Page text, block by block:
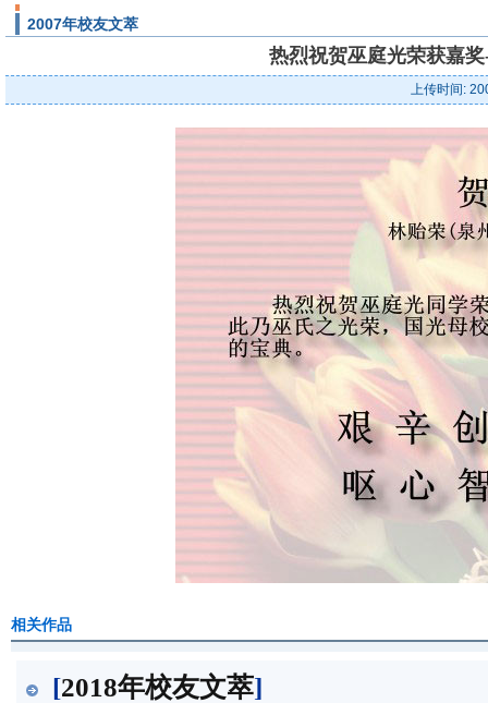
2007年校友文萃
热烈祝贺巫庭光荣获嘉
上传时间:
相关作品
[2018年校友文萃]